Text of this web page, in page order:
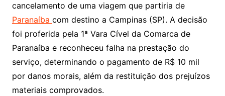
cancelamento de uma viagem que partiria de
Paranaíba com destino a Campinas (SP). A decisão
foi proferida pela 1ª Vara Cível da Comarca de
Paranaíba e reconheceu falha na prestação do
serviço, determinando o pagamento de R$ 10 mil
por danos morais, além da restituição dos prejuízos
materiais comprovados.